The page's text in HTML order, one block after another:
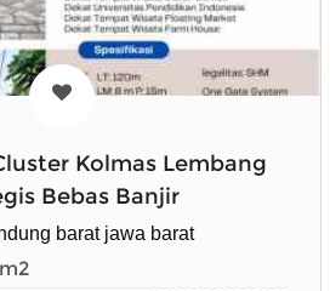
Kolmas Lembang
Bebas Banjir
barat jawa barat